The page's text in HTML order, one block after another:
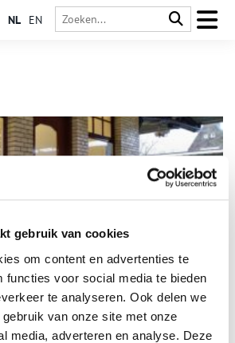
gebruik van cookies
om content en advertenties te
functies voor social media te bieden
te analyseren. Ook delen we
van onze site met onze
media, adverteren en analyse. Deze
NL EN
grootste plaatsen van het Gooi is, telt
monument: het treinstation
sierlijke gebouw uit 1912 verwelkomde
in het Gooi. Tegenwoordig is het
van Het Marketing Station, dat
in ontvangst mocht nemen.